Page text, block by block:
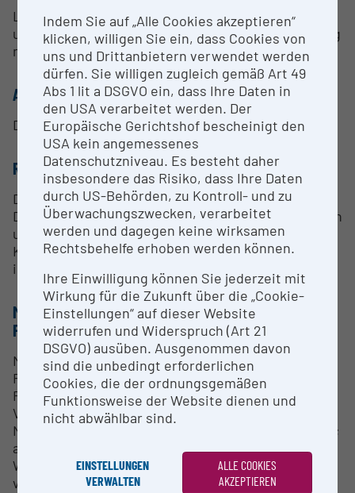
Laboraufbau zur Bestimmung der Schichthaftung
und Schichtermüdung, sowie der Härtebestimmung
nach Vickers, bei Temperaturen bis zu 1000°C
ANSPRECHPERSON
Dr. mont. Markus Varga
RESEARCH SERVICES
Durchführung von metallografischen F&E-
Dienstleistungen zur Beschreibung von Werkstoffen
und Werkstoffoberflächen im Rahmen von
Kundenaufträgen oder langfristigen Kooperationen
in (inter-)nationalen Forschungsprojekten
METHODEN & EXPERTISE ZUR
FORSCHUNGSINFRASTRUKTUR
Messung der Härte (HV, HB) und Durchführung von
Ritztests bei einer Anwendungstemperatur von
Raumtemperatur bis 1000 °C; Härteprüfung nach
Vickers mit 2 - 50 kg Prüflast; Ritztests mit 10 - 500
N Normallast; 1 mm/min - 10 mm/s Geschwindigkeit;
austauschbare Ritzkörper; benutzerspezifische
Werkstoffe sind möglich; automatisierte Messung
von Härte-Temperaturkurven oder Ritz-Serien
Indem Sie auf „Alle Cookies akzeptieren“
klicken, willigen Sie ein, dass Cookies von
uns und Drittanbietern verwendet werden
dürfen. Sie willigen zugleich gemäß Art 49
Abs 1 lit a DSGVO ein, dass Ihre Daten in
den USA verarbeitet werden. Der
Europäische Gerichtshof bescheinigt den
USA kein angemessenes
Datenschutzniveau. Es besteht daher
insbesondere das Risiko, dass Ihre Daten
durch US-Behörden, zu Kontroll- und zu
Überwachungszwecken, verarbeitet
werden und dagegen keine wirksamen
Rechtsbehelfe erhoben werden können.
Ihre Einwilligung können Sie jederzeit mit
Wirkung für die Zukunft über die „Cookie-
Einstellungen“ auf dieser Website
widerrufen und Widerspruch (Art 21
DSGVO) ausüben. Ausgenommen davon
sind die unbedingt erforderlichen
Cookies, die der ordnungsgemäßen
Funktionsweise der Website dienen und
nicht abwählbar sind.
EINSTELLUNGEN
VERWALTEN
ALLE COOKIES
AKZEPTIEREN